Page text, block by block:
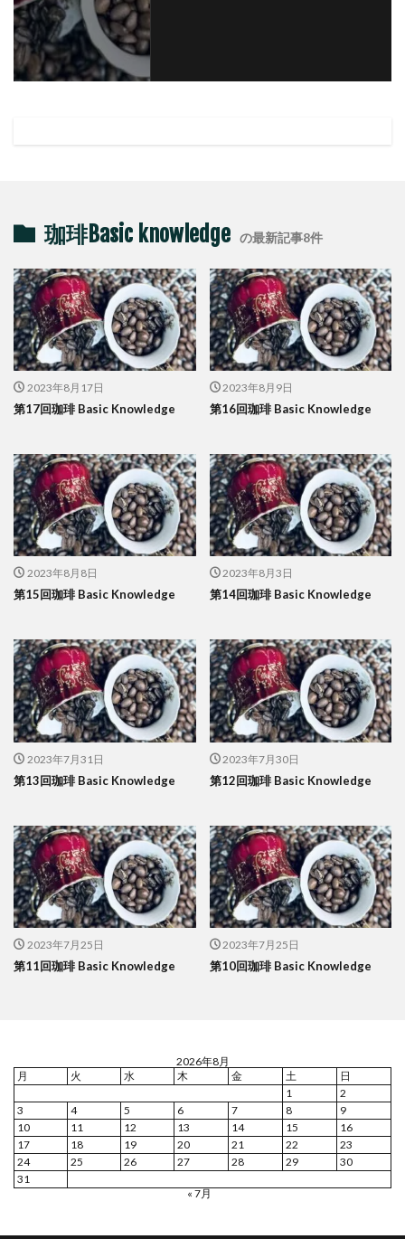
珈琲Basic knowledge の最新記事8件
2023年8月17日
第17回珈琲 Basic Knowledge
2023年8月9日
第16回珈琲 Basic Knowledge
2023年8月8日
第15回珈琲 Basic Knowledge
2023年8月3日
第14回珈琲 Basic Knowledge
2023年7月31日
第13回珈琲 Basic Knowledge
2023年7月30日
第12回珈琲 Basic Knowledge
2023年7月25日
第11回珈琲 Basic Knowledge
2023年7月25日
第10回珈琲 Basic Knowledge
2026年8月
月
火 水 木 金 土
日
1
2
3
4 5 6 7 8
9
10
11 12 13 14 15
16
17
18 19 20 21 22
23
24
25 26 27 28 29
30
31
« 7月